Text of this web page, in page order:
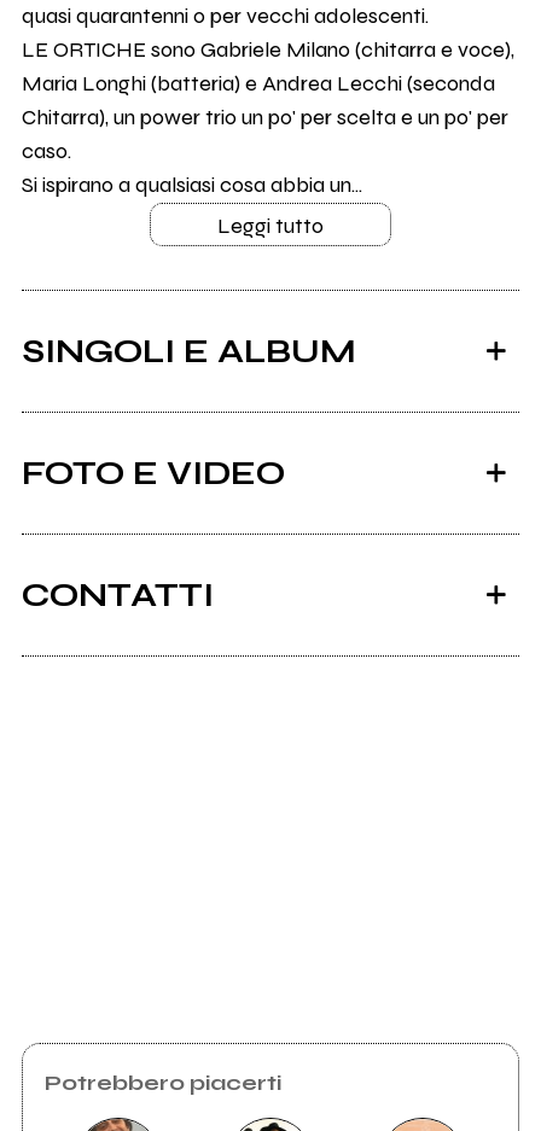
quasi quarantenni o per vecchi adolescenti.
LE ORTICHE sono Gabriele Milano (chitarra e voce),
Maria Longhi (batteria) e Andrea Lecchi (seconda
Chitarra), un power trio un po' per scelta e un po' per
caso.
Si ispirano a qualsiasi cosa abbia un...
Leggi tutto
SINGOLI E ALBUM
2017
FOTO E VIDEO
CONTATTI
Potrebbero piacerti